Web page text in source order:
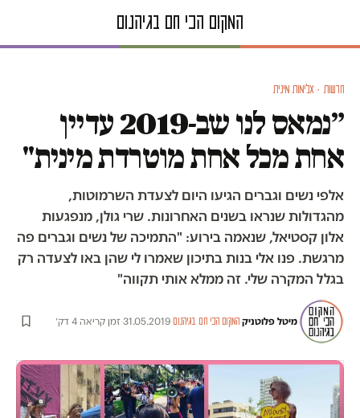
חדשות · אלימות מינית
״נמאס לנו שב-2019 עדיין
אחת מכל אחת מוטרדת מינית"
אלפי נשים וגברים הגיעו היום לצעדת השרמוטות,
מהגדולות שנראו בשנים האחרונות. שרי גולן, מנפגעות
אלון קסטיאל, שנאמה בירוע: "התמיכה של נשים וגברים פה
מרגשת. פנו אלי בנות בתיכון שאמרו לי שהן באו לצעדה רק
בגלל המקרה שלי. זה ממלא אותי תקווה"
מיטל פלוטניק·המקום הכי חם בגיהנום·
31.05.2019
·זמן קריאה 4 דק׳